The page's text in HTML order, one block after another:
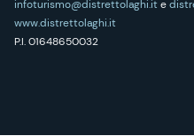
infoturismo@distrettolaghi.ite
www.distrettolaghi.it
P.I. 01648650032